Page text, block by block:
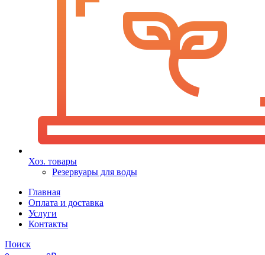
Хоз. товары
Резервуары для воды
Главная
Оплата и доставка
Услуги
Контакты
Поиск